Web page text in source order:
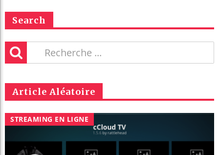
Search
Article Aléatoire
STREAMING EN LIGNE